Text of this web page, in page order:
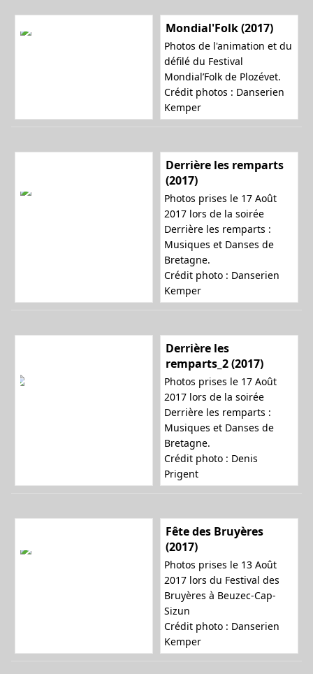
Mondial'Folk (2017)
Photos de l'animation et du
défilé du Festival
Mondial’Folk de Plozévet.
Crédit photos : Danserien
Kemper
Derrière les remparts
(2017)
Photos prises le 17 Août
2017 lors de la soirée
Derrière les remparts :
Musiques et Danses de
Bretagne.
Crédit photo : Danserien
Kemper
Derrière les
remparts_2 (2017)
Photos prises le 17 Août
2017 lors de la soirée
Derrière les remparts :
Musiques et Danses de
Bretagne.
Crédit photo : Denis
Prigent
Fête des Bruyères
(2017)
Photos prises le 13 Août
2017 lors du Festival des
Bruyères à Beuzec-Cap-
Sizun
Crédit photo : Danserien
Kemper